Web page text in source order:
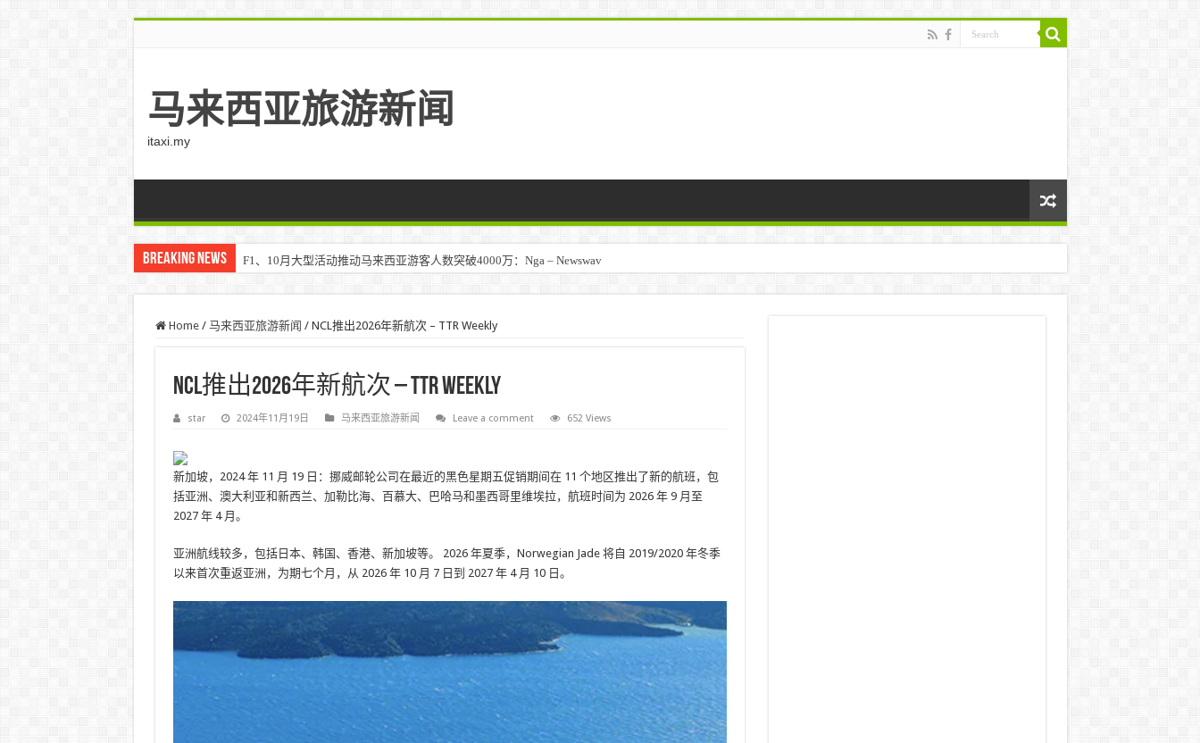
马来西亚旅游新闻
itaxi.my
Breaking News Klook客路将印度和中东创作者聚集在马来西亚 – TravelBiz Monitor
Home / 马来西亚旅游新闻 / NCL推出2026年新航次 – TTR Weekly
NCL推出2026年新航次 – TTR Weekly
star 2024年11月19日 马来西亚旅游新闻 Leave a comment 652 Views
新加坡，2024 年 11 月 19 日：挪威邮轮公司在最近的黑色星期五促销期间在 11 个地区推出了新的航班，包
括亚洲、澳大利亚和新西兰、加勒比海、百慕大、巴哈马和墨西哥里维埃拉，航班时间为 2026 年 9 月至
2027 年 4 月。
亚洲航线较多，包括日本、韩国、香港、新加坡等。 2026 年夏季，Norwegian Jade 将自 2019/2020 年冬季
以来首次重返亚洲，为期七个月，从 2026 年 10 月 7 日到 2027 年 4 月 10 日。